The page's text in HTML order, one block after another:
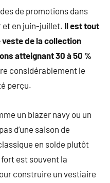
de promotions dans
et en juin-juillet. Il est tout
de la collection
atteignant 30 à 50 %
considérablement le
perçu.
un blazer navy ou un
d’une saison de
en solde plutôt
est souvent la
construire un vestiaire